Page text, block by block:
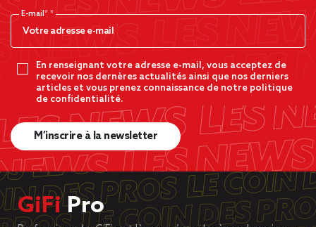
E-mail*
En renseignant votre adresse e-mail, vous acceptez de
recevoir nos dernères actualités ainsi que nos derniers
articles et vous prenez connaissance de notre politique
de confidentialité.
M’inscrire à la newsletter
GiFiPro